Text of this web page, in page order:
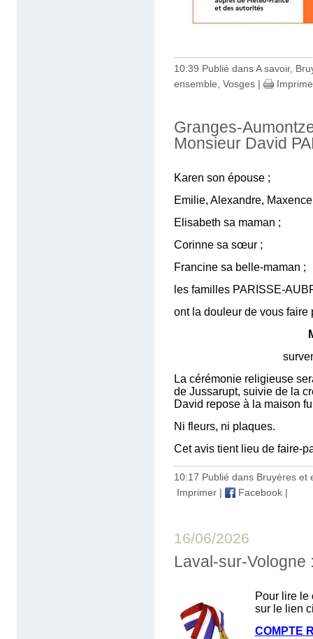
10:39 Publié dansA savoir,
ensemble Vosges |
Granges-
Monsieur David
Karen son épouse ;
Emilie, Alexandre,
Elisabeth sa maman ;
Corinne sa sœur ;
Francine sa belle-maman ;
les familles PARISSE-
ont la douleur de vous faire
survenu lundi 15
La cérémonie religieuse
de Jussarupt, suivie de la
David repose à la maison
Ni fleurs, ni plaques.
Cet avis tient lieu de faire-
10:17 Publié dans Bruyères et
Imprimer | Facebook |
16/06/2026
Laval-sur-Vologne
Pour lire le
sur le lien
COMPTE